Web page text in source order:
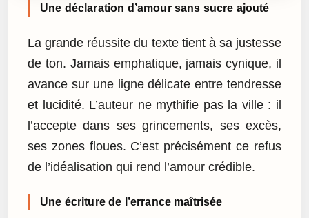
Une déclaration d’amour sans sucre ajouté
La grande réussite du texte tient à sa justesse
de ton. Jamais emphatique, jamais cynique, il
avance sur une ligne délicate entre tendresse
et lucidité. L’auteur ne mythifie pas la ville : il
l’accepte dans ses grincements, ses excès,
ses zones floues. C’est précisément ce refus
de l’idéalisation qui rend l’amour crédible.
Une écriture de l’errance maîtrisée